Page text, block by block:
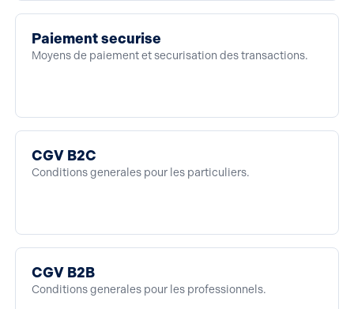
Paiement securise
Moyens de paiement et securisation des transactions.
CGV B2C
Conditions generales pour les particuliers.
CGV B2B
Conditions generales pour les professionnels.